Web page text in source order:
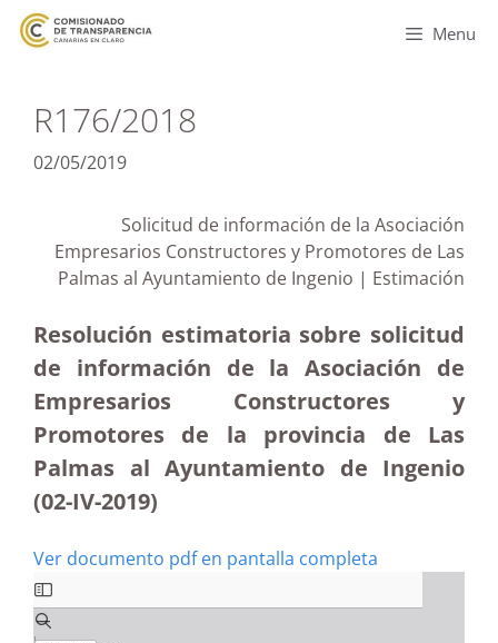
Menu
R176/2018
02/05/2019
Solicitud de información de la Asociación
Empresarios Constructores y Promotores de Las
Palmas al Ayuntamiento de Ingenio | Estimación
Resolución estimatoria sobre solicitud
de información de la Asociación de
Empresarios Constructores y
Promotores de la provincia de Las
Palmas al Ayuntamiento de Ingenio
(02-IV-2019)
Ver documento pdf en pantalla completa